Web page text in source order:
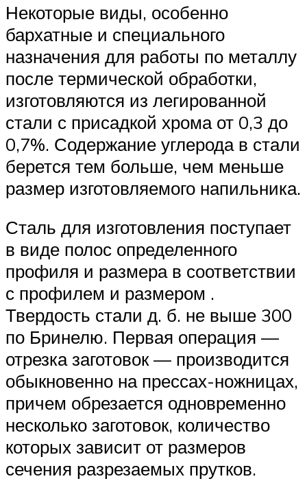
Некоторые виды, особенно
бархатные и специального
назначения для работы по металлу
после термической обработки,
изготовляются из легированной
стали с присадкой хрома от 0,3 до
0,7%. Содержание углерода в стали
берется тем больше, чем меньше
размер изготовляемого напильника.
Сталь для изготовления поступает
в виде полос определенного
профиля и размера в соответствии
с профилем и размером .
Твердость стали д. б. не выше 300
по Бринелю. Первая операция —
отрезка заготовок — производится
обыкновенно на прессах-ножницах,
причем обрезается одновременно
несколько заготовок, количество
которых зависит от размеров
сечения разрезаемых прутков.